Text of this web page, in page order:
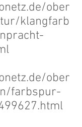
ober
klangfarb
ober
farbspur-